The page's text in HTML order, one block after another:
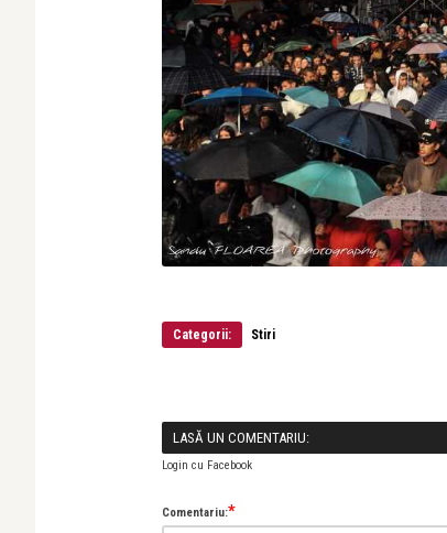
Categorii: Stiri
LASĂ UN COMENTARIU:
Login cu Facebook
Comentariu:*